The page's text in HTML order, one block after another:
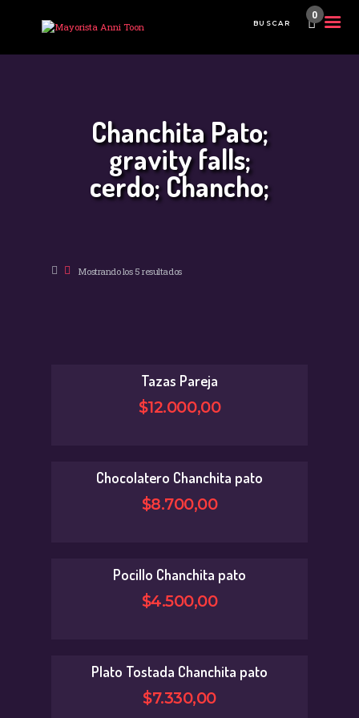
0
NOVEDADES
¿CÓMO COMPRAR?
CONTACTO
Chanchita Pato;
gravity falls;
cerdo; Chancho;
Mostrando los 5 resultados
Tazas Pareja
$12.000,00
Chocolatero Chanchita pato
$8.700,00
Pocillo Chanchita pato
$4.500,00
Plato Tostada Chanchita pato
$7.330,00